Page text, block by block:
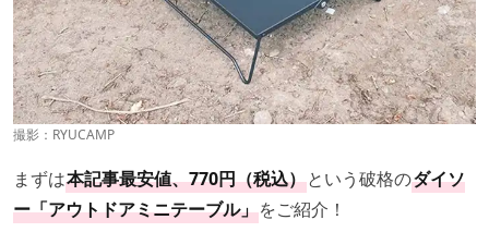
撮影：RYUCAMP
まずは本記事最安値、770円（税込）という破格のダイソ
ー「アウトドアミニテーブル」をご紹介！